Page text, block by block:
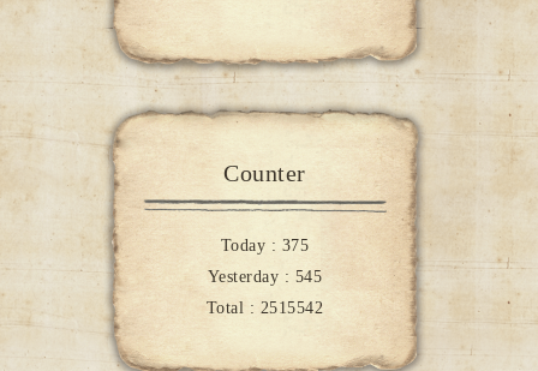
Counter
Today : 375
Yesterday : 545
Total : 2515542